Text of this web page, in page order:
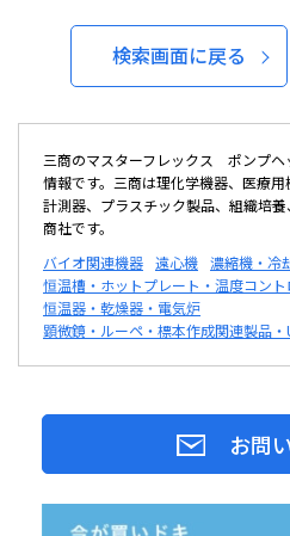
検索画面に戻る
三商のマスターフレックス ポンプ
情報です。三商は理化学機器、医療用
計測器、プラスチック製品、組織培
商社です。
バイオ関連機器 遠心機 濃縮機・冷
恒温槽・ホットプレート・温度コント
恒温器・乾燥器・電気炉
顕微鏡・ルーペ・標本作成関連製品・
お問